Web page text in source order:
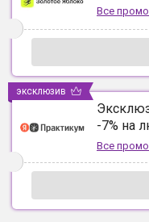
Все
-7% на
Все
эксклюзив